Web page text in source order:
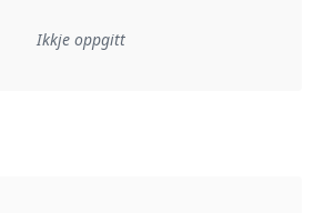
Referanse til ei implementeringsregel eller
Ikkje oppgitt